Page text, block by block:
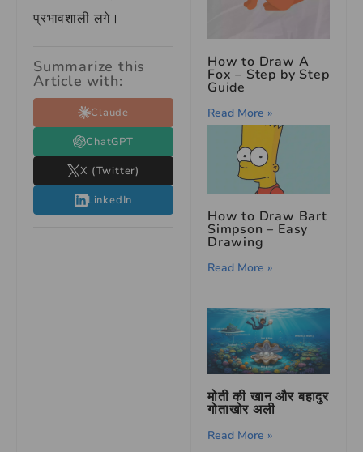
प्रभावशाली लगे।
Summarize this
Article with:
Claude
ChatGPT
X (Twitter)
LinkedIn
How to Draw A
Fox – Step by Step
Guide
Read More »
How to Draw Bart
Simpson – Easy
Drawing
Read More »
मोती की खान और बहादुर
गोताखोर अली
Read More »